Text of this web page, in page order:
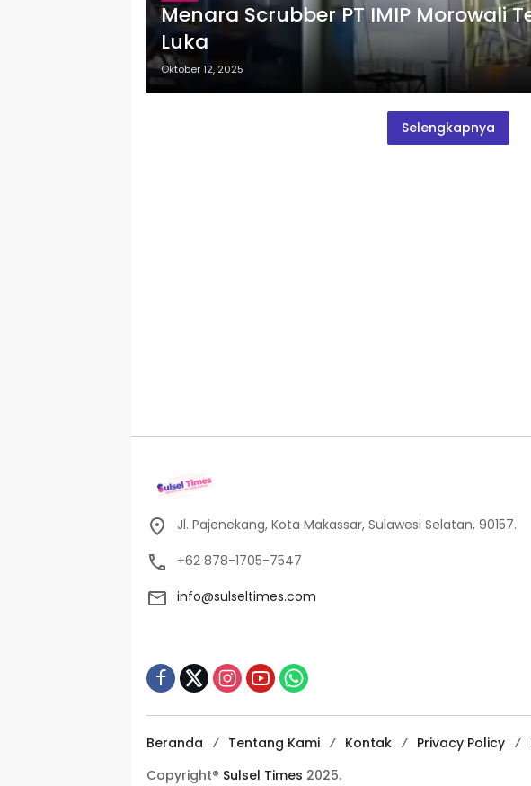
Menara Scrubber PT IMIP Morowali
Luka
Oktober 12, 2025
Selengkapnya
Jl. Pajenekang, Kota Makassar, Sulawesi Selatan, 90157.
+62 878-1705-7547
info@sulseltimes.com
Beranda Tentang Kami Kontak Privacy Policy
Copyright® Sulsel Times 2025.